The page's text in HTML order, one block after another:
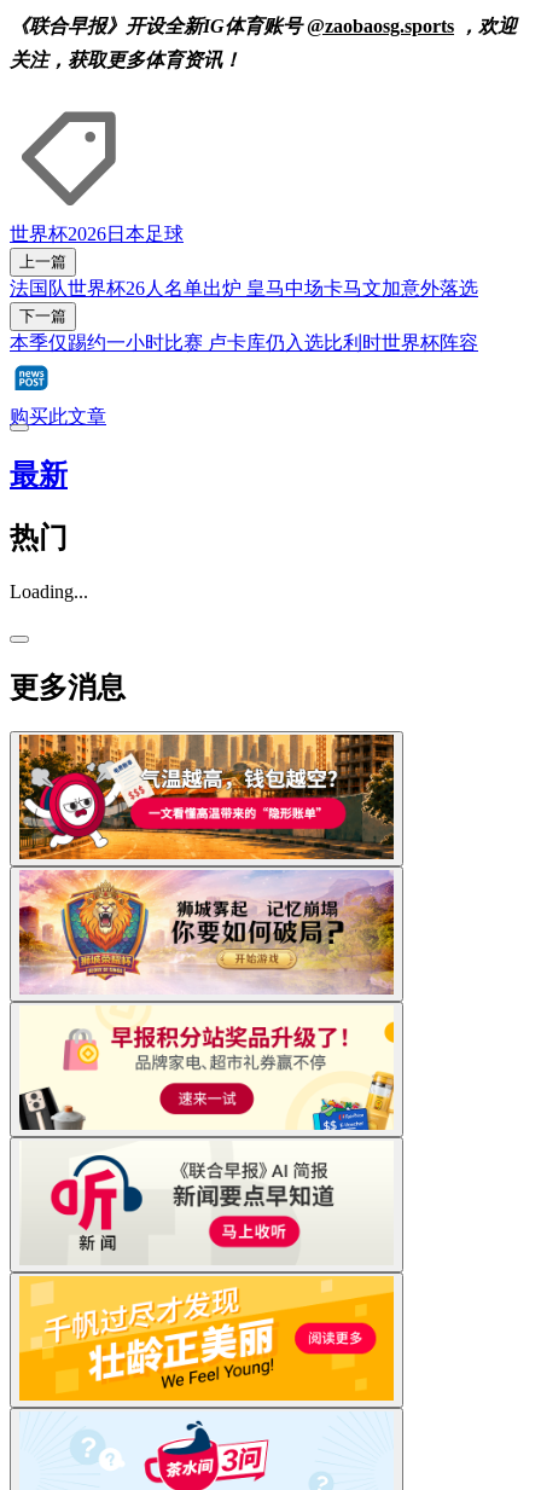
《联合早报》开设全新IG体育账号@zaobaosg.sports ，欢迎
关注，获取更多体育资讯！
世界杯2026日本足球
上一篇
法国队世界杯26人名单出炉 皇马中场卡马文加意外落选
下一篇
本季仅踢约一小时比赛 卢卡库仍入选比利时世界杯阵容
购买此文章
最新
热门
Loading...
更多消息